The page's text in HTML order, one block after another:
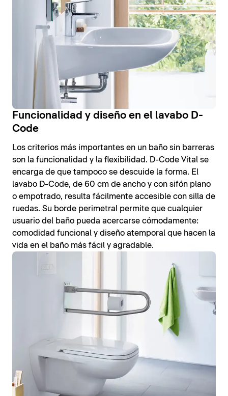
Funcionalidad y diseño en el lavabo D-
Code
Los criterios más importantes en un baño sin barreras
son la funcionalidad y la flexibilidad. D-Code Vital se
encarga de que tampoco se descuide la forma. El
lavabo D-Code, de 60 cm de ancho y con sifón plano
o empotrado, resulta fácilmente accesible con silla de
ruedas. Su borde perimetral permite que cualquier
usuario del baño pueda acercarse cómodamente:
comodidad funcional y diseño atemporal que hacen la
vida en el baño más fácil y agradable.